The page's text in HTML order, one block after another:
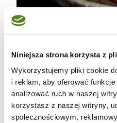
Niniejsza strona korzysta z
Wykorzystujemy pliki cookie
i reklam, aby oferować funkcje
analizować ruch w naszej
korzystasz z naszej witryny,
społecznościowym,